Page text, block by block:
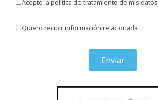
Acepto la política de tratamiento de mis datos
Quiero recibir información relacionada
Enviar